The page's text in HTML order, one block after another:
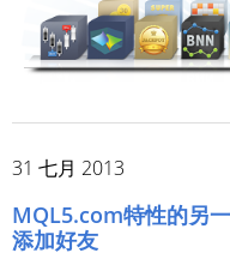
31 七月 2013
MQL5.com特性的另
添加好友